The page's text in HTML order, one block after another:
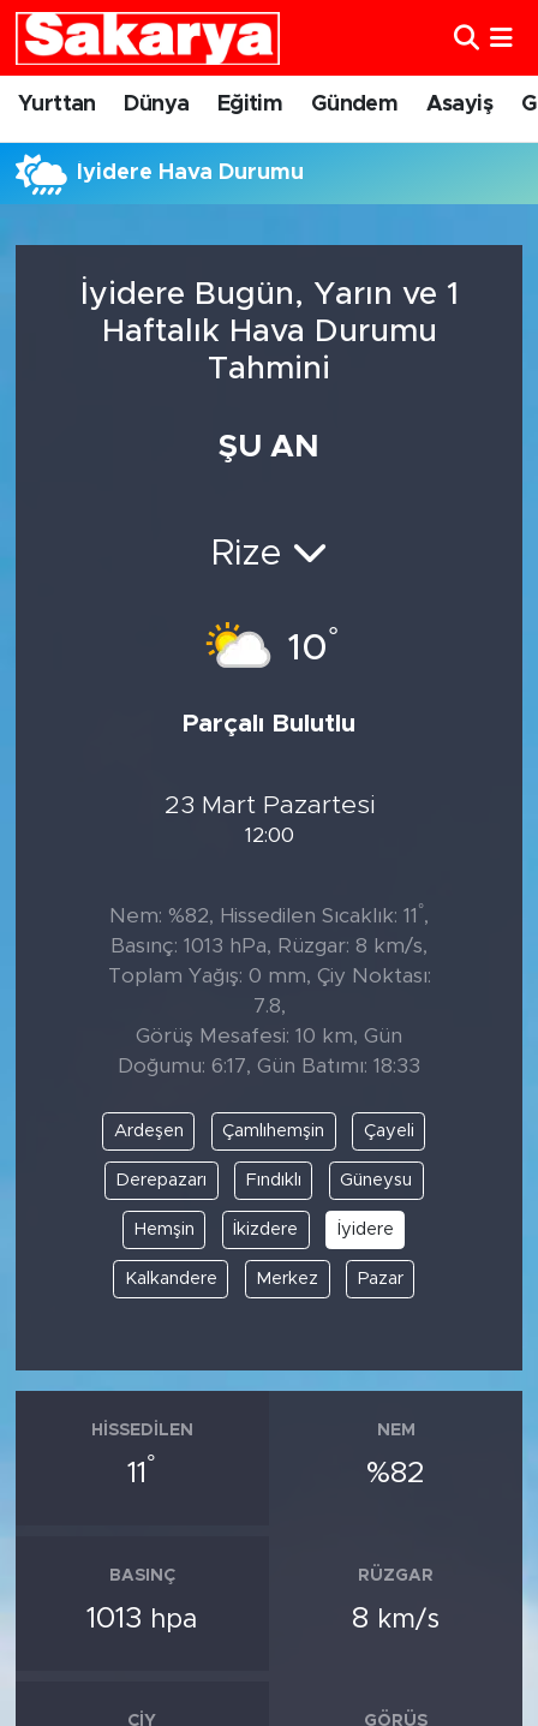
Yurttan Dünya Eğitim Gündem Asayiş
İyidere Hava Durumu
İyidere Bugün, Yarın ve 1
Haftalık Hava Durumu
Tahmini
ŞU AN
Rize
10°
Parçalı Bulutlu
23 Mart Pazartesi
12:00
Nem: %82, Hissedilen Sıcaklık: 11 °,
Basınç: 1013 hPa, Rüzgar: 8 km/s,
Toplam Yağış: 0 mm, Çiy Noktası:
7.8,
Görüş Mesafesi: 10 km, Gün
Doğumu: 6:17, Gün Batımı: 18:33
Ardeşen Çamlıhemşin Çayeli
Derepazarı Fındıklı Güneysu
Hemşin İkizdere İyidere
Kalkandere Merkez Pazar
HISSEDILEN
11 °
NEM
%82
BASINÇ
1013 hpa
RÜZGAR
8 km/s
ÇIY GÖRÜŞ
Yurttan
Gündem
Eskişehirspor
Eskişehir Nöbetçi Eczaneler
Eskişehir Trafik Yoğunluk Haritası
Süper Lig Puan Durumu ve Fikstür
Son Dakika Haberleri